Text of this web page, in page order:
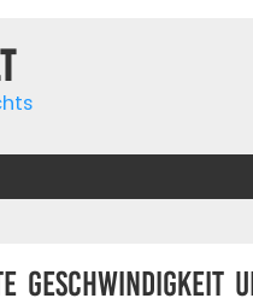
Geschwindigkeit